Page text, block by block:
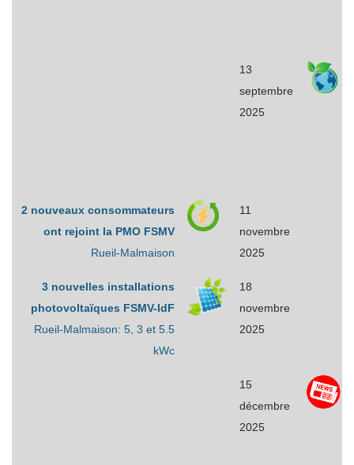
13
septembre
2025
2 nouveaux consommateurs
ont rejoint la PMO FSMV
Rueil-Malmaison
11
novembre
2025
3 nouvelles installations
photovoltaïques FSMV-IdF
Rueil-Malmaison: 5, 3 et 5.5
kWc
18
novembre
2025
15
décembre
2025